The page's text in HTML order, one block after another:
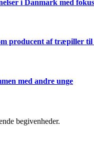
i Danmark med
producent af træpiller
med andre unge
begivenheder.